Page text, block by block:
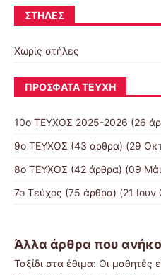
ΣΤΉΛΕΣ
Χωρίς στήλες
ΠΡΌΣΦΑΤΑ ΤΕΎΧΗ
10o ΤΕΥΧΟΣ 2025-2026 (26
9ο ΤΕΥΧΟΣ (43 άρθρα) (29
8ο ΤΕΥΧΟΣ (42 άρθρα) (09
7ο Τεύχος (75 άρθρα) (21 Ιουν
Άλλα άρθρα που
Ταξίδι στα έθιμα: Οι μαθητές